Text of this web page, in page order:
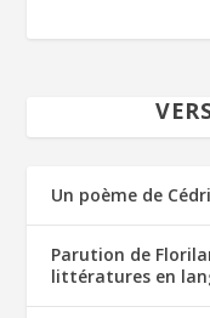
Un poème de
Parution de
littératures en